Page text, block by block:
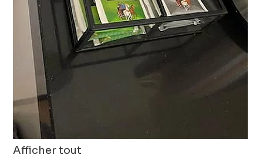
Afficher tout